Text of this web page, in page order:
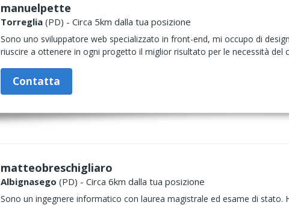
manuelpette
Torreglia (PD) - Circa 5km dalla tua posizione
Sono uno sviluppatore web specializzato in front-end, mi occupo di
riuscire a ottenere in ogni progetto il miglior risultato per le necessità del
Contatta
matteobreschigliaro
Albignasego (PD) - Circa 6km dalla tua posizione
Sono un ingegnere informatico con laurea magistrale ed esame di